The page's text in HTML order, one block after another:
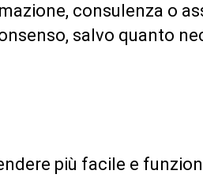
consulenza o
salvo quanto
più facile e